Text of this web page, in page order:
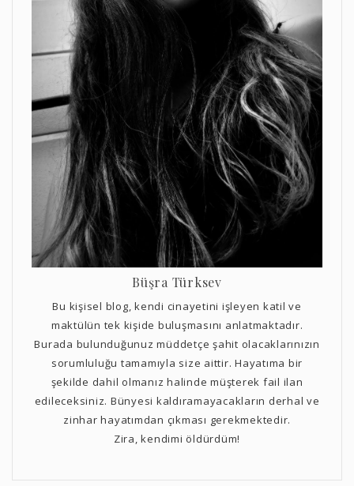
Büşra Türksev
Bu kişisel blog, kendi cinayetini işleyen katil ve
maktülün tek kişide buluşmasını anlatmaktadır.
Burada bulunduğunuz müddetçe şahit olacaklarınızın
sorumluluğu tamamıyla size aittir. Hayatıma bir
şekilde dahil olmanız halinde müşterek fail ilan
edileceksiniz. Bünyesi kaldıramayacakların derhal ve
zinhar hayatımdan çıkması gerekmektedir.
Zira, kendimi öldürdüm!